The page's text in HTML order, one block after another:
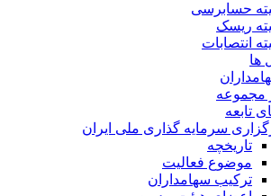
حسابرسی
ریسک
انتصابات
ها
مجموعه
تابعه
سرمایه گذاری ملی ایران
تاریخچه
موضوع فعالیت
ترکیب سهامداران